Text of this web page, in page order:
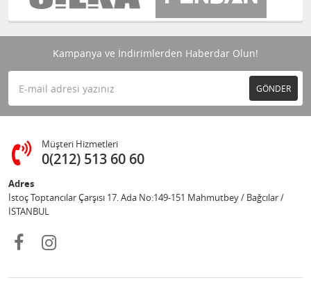
Kampanya ve İndirimlerden Haberdar Olun!
GÖNDER
Müşteri Hizmetleri
0(212) 513 60 60
Adres
İstoç Toptancılar Çarşısı 17. Ada No:149-151 Mahmutbey / Bağcılar /
İSTANBUL